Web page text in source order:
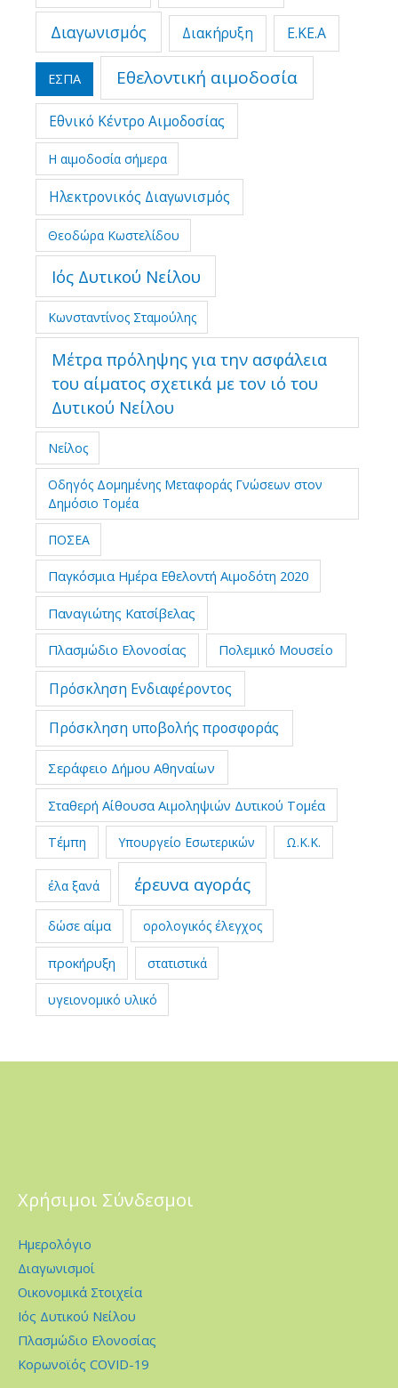
Διαγωνισμός Διακήρυξη Ε.ΚΕ.Α
ΕΣΠΑ Εθελοντική αιμοδοσία
Εθνικό Κέντρο Αιμοδοσίας
Η αιμοδοσία σήμερα
Ηλεκτρονικός Διαγωνισμός
Θεοδώρα Κωστελίδου
Ιός Δυτικού Νείλου
Κωνσταντίνος Σταμούλης
Μέτρα πρόληψης για την ασφάλεια
του αίματος σχετικά με τον ιό του
Δυτικού Νείλου
Νείλος
Οδηγός Δομημένης Μεταφοράς Γνώσεων στον
Δημόσιο Τομέα
ΠΟΣΕΑ
Παγκόσμια Ημέρα Εθελοντή Αιμοδότη 2020
Παναγιώτης Κατσίβελας
Πλασμώδιο Ελονοσίας Πολεμικό Μουσείο
Πρόσκληση Ενδιαφέροντος
Πρόσκληση υποβολής προσφοράς
Σεράφειο Δήμου Αθηναίων
Σταθερή Αίθουσα Αιμοληψιών Δυτικού Τομέα
Τέμπη Υπουργείο Εσωτερικών Ω.Κ.Κ.
έλα ξανά έρευνα αγοράς
δώσε αίμα ορολογικός έλεγχος
προκήρυξη στατιστικά
υγειονομικό υλικό
Χρήσιμοι Σύνδεσμοι
Ημερολόγιο
Διαγωνισμοί
Οικονομικά Στοιχεία
Ιός Δυτικού Νείλου
Πλασμώδιο Ελονοσίας
Κορωνοϊός COVID-19